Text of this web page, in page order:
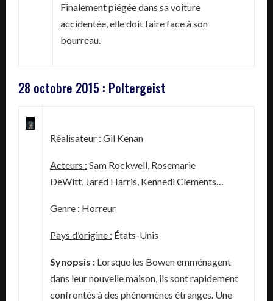
Finalement piégée dans sa voiture
accidentée, elle doit faire face à son
bourreau.
28 octobre 2015 : Poltergeist
Réalisateur : Gil Kenan
Acteurs : Sam Rockwell, Rosemarie
DeWitt, Jared Harris, Kennedi Clements…
Genre : Horreur
Pays d’origine : États-Unis
Synopsis : Lorsque les Bowen emménagent
dans leur nouvelle maison, ils sont rapidement
confrontés à des phénomènes étranges. Une